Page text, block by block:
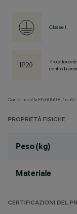
Classe I
Protetto
contro la
Conforme alla EN60598-1 e
PROPRIETÀ FISICHE
Peso (kg)
Materiale
CERTIFICAZIONI DEL